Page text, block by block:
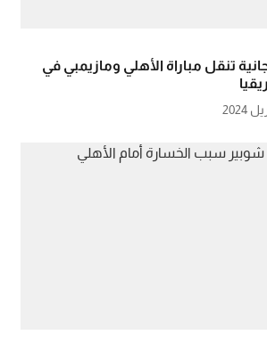
تنقل مباراة الأهلي ومازيمبي في